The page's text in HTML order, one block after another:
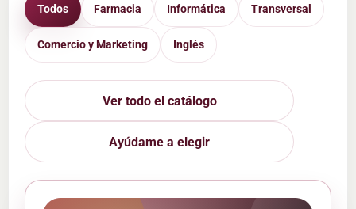
Todos Farmacia Informática Transversal
Comercio y Marketing Inglés
Ver todo el catálogo
Ayúdame a elegir